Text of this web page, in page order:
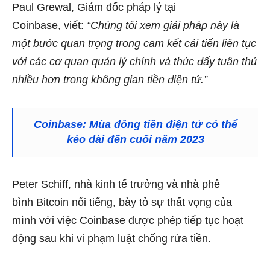
Paul Grewal, Giám đốc pháp lý tại
Coinbase, viết: “Chúng tôi xem giải pháp này là
một bước quan trọng trong cam kết cải tiến liên tục
với các cơ quan quản lý chính và thúc đẩy tuân thủ
nhiều hơn trong không gian tiền điện tử.”
Coinbase: Mùa đông tiền điện tử có thể
kéo dài đến cuối năm 2023
Peter Schiff, nhà kinh tế trưởng và nhà phê
bình Bitcoin nổi tiếng, bày tỏ sự thất vọng của
mình với việc Coinbase được phép tiếp tục hoạt
động sau khi vi phạm luật chống rửa tiền.